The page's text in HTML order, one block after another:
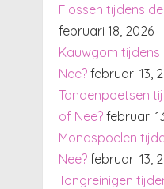
Flossen tijdens
februari 18, 2026
Kauwgom
Nee? februari 13,
Tandenpoetsen
of Nee? februari
Mondspoelen
Nee? februari 13,
Tongreinigen